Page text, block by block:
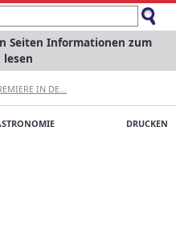
Seiten Informationen zum
IN DE...
DRUCKEN